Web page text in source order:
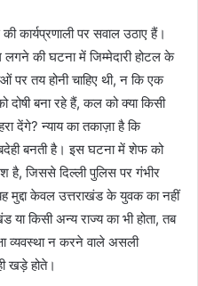
कार्यप्रणाली पर सवाल उठाए हैं।
लगने की घटना में जिम्मेदारी होटल के
पर तय होनी चाहिए थी, न कि एक
बना रहे हैं, कल को क्या किसी
देंगे? न्याय का तकाज़ा है कि
बनती है। इस घटना में शेफ को
है, जिससे दिल्ली पुलिस पर गंभीर
मुद्दा केवल उत्तराखंड के युवक का नहीं
या किसी अन्य राज्य का भी होता, तब
व्यवस्था न करने वाले असली
खड़े होते।